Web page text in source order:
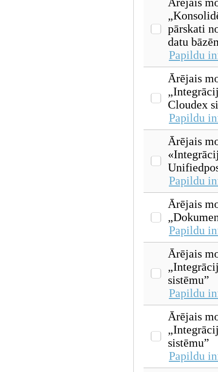
pārskati
datu
Papildu
Ārējais
Cloudex
Papildu
Ārējais
Papildu
Ārējais
Papildu
Ārējais
sistēmu”
Papildu
Ārējais
sistēmu”
Papildu